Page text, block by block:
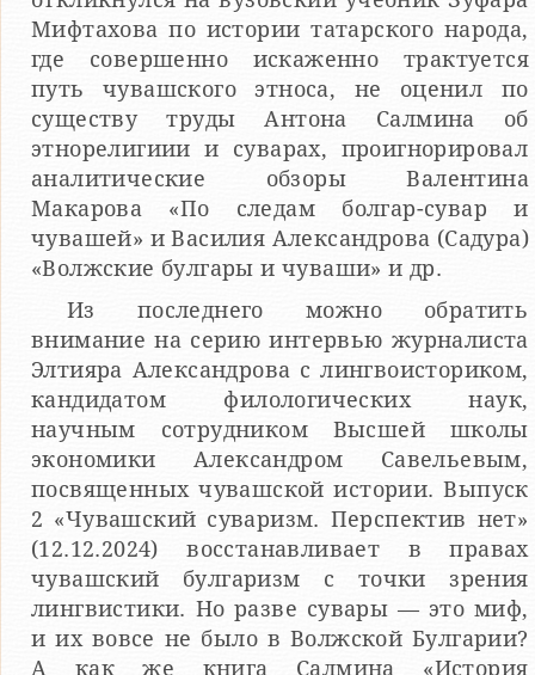
Мифтахова по истории татарского народа,
где совершенно искаженно трактуется
путь чувашского этноса, не оценил по
существу труды Антона Салмина об
этнорелигиии и суварах, проигнорировал
аналитические обзоры Валентина
Макарова «По следам болгар-сувар и
чувашей» и Василия Александрова (Садура)
«Волжские булгары и чуваши» и др.
Из последнего можно обратить
внимание на серию интервью журналиста
Элтияра Александрова с лингвоисториком,
кандидатом филологических наук,
научным сотрудником Высшей школы
экономики Александром Савельевым,
посвященных чувашской истории. Выпуск
2 «Чувашский суваризм. Перспектив нет»
(12.12.2024) восстанавливает в правах
чувашский булгаризм с точки зрения
лингвистики. Но разве сувары — это миф,
и их вовсе не было в Волжской Булгарии?
А как же книга Салмина «История